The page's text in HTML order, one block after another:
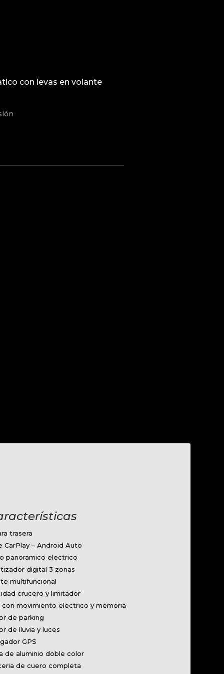
con levas en volante
trasera
CarPlay – Android Auto
panoramico electrico
digital 3 zonas
multifuncional
crucero y limitador
con movimiento electrico y memoria
de parking
de lluvia y luces
GPS
de aluminio doble color
de cuero completa